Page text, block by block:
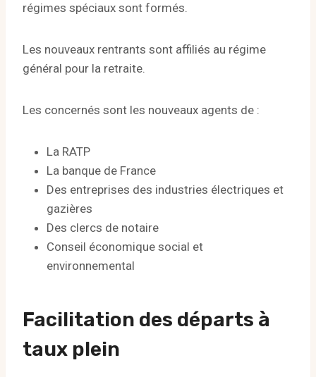
régimes spéciaux sont formés.
Les nouveaux rentrants sont affiliés au régime
général pour la retraite.
Les concernés sont les nouveaux agents de :
La RATP
La banque de France
Des entreprises des industries électriques et
gazières
Des clercs de notaire
Conseil économique social et
environnemental
Facilitation des départs à
taux plein